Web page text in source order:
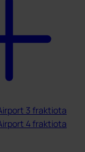
3 fraktiota
4 fraktiota